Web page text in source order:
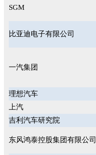
SGM
比亚迪电子有限公司
一汽集团
理想汽车
上汽
吉利汽车研究院
东风鸿泰控股集团有限公司